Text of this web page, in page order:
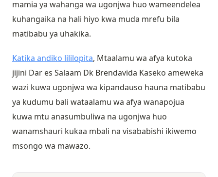
mamia ya wahanga wa ugonjwa huo wameendelea
kuhangaika na hali hiyo kwa muda mrefu bila
matibabu ya uhakika.
Katika andiko lililopita, Mtaalamu wa afya kutoka
jijini Dar es Salaam Dk Brendavida Kaseko ameweka
wazi kuwa ugonjwa wa kipandauso hauna matibabu
ya kudumu bali wataalamu wa afya wanapojua
kuwa mtu anasumbuliwa na ugonjwa huo
wanamshauri kukaa mbali na visababishi ikiwemo
msongo wa mawazo.